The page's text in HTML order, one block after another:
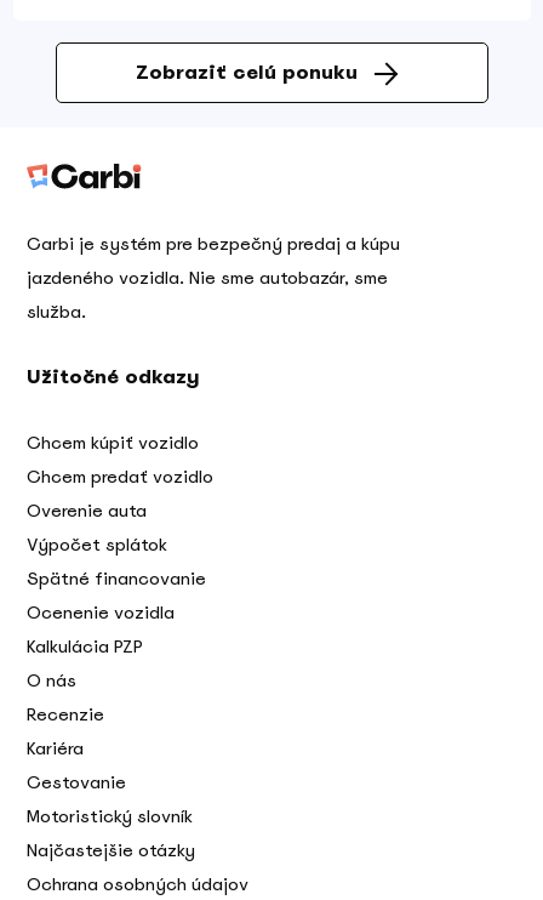
Zobraziť celú ponuku
Carbi je systém pre bezpečný predaj a kúpu
jazdeného vozidla. Nie sme autobazár, sme
služba.
Užitočné odkazy
Chcem kúpiť vozidlo
Chcem predať vozidlo
Overenie auta
Výpočet splátok
Spätné financovanie
Ocenenie vozidla
Kalkulácia PZP
O nás
Recenzie
Kariéra
Cestovanie
Motoristický slovník
Najčastejšie otázky
Ochrana osobných údajov